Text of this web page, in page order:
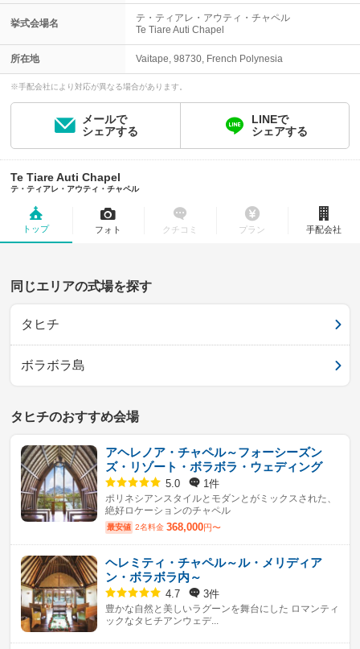
挙式会場名
テ・ティアレ・アウティ・チャペル
Te Tiare Auti Chapel
所在地 Vaitape, 98730, French Polynesia
※手配会社により対応が異なる場合があります。
メールで
シェアする
LINEで
シェアする
Te Tiare Auti Chapel
テ・ティアレ・アウティ・チャペル
トップ フォト クチコミ プラン 手配会社
同じエリアの式場を探す
タヒチ
ボラボラ島
タヒチのおすすめ会場
アヘレノア・チャペル～フォーシーズン
ズ・リゾート・ボラボラ・ウェディング
5.0 1件
ポリネシアンスタイルとモダンとがミックスされた、
絶好ロケーションのチャペル
最安値 2名料金 368,000円〜
ヘレミティ・チャペル～ル・メリディア
ン・ボラボラ内～
4.7 3件
豊かな自然と美しいラグーンを舞台にした ロマンティ
ックなタヒチアンウェデ...